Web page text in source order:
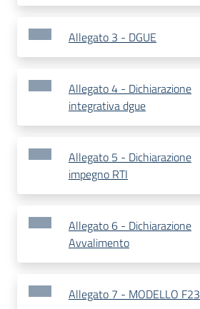
Allegato 3 - DGUE
Allegato 4 - Dichiarazione
integrativa dgue
Allegato 5 - Dichiarazione
impegno RTI
Allegato 6 - Dichiarazione
Avvalimento
Allegato 7 - MODELLO F23